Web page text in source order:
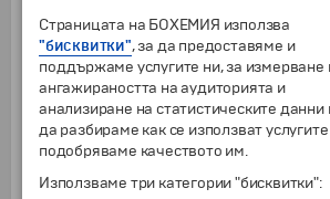
на тогавашния най-оживен и
- Цариградския друм, за да бъде
преминаващ по него
поучение какво се случва с
властта на султана. До
през 1878 г., стените с
стояли на открито, а след 1878 г. с
местните хора над тях е издигнат
параклис.
Страницата на БОХЕМИЯ използва
"бисквитки", за да предоставяме и
поддържаме услугите ни, за измерване
ангажираността на аудиторията и
анализиране на статистическите данни
да разбираме как се използват
подобряваме качеството им.
Използваме три категории "бисквитки":